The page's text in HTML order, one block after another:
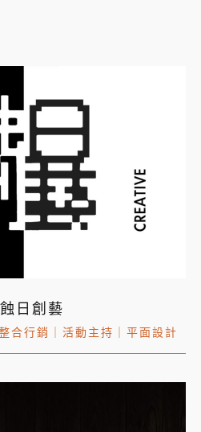
日創藝
合行銷 活動主持 平面設計